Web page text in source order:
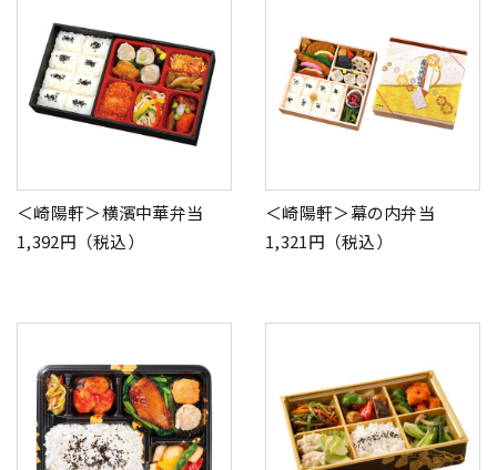
＜崎陽軒＞横濱中華弁当
1,392円（税込）
＜崎陽軒＞幕の内弁当
1,321円（税込）